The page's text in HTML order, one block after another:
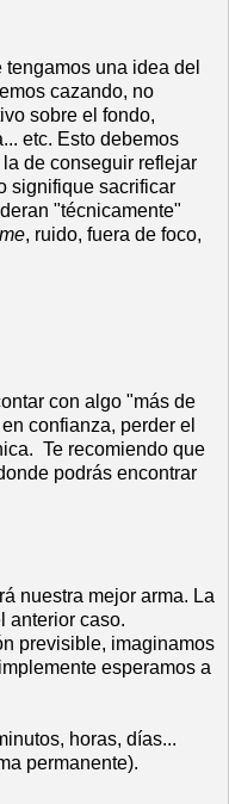
una idea del
cazando, no
sobre el fondo,
etc. Esto debemos
de conseguir reflejar
signifique sacrificar
"técnicamente"
, ruido, fuera de foco,
con algo "más de
confianza, perder el
Te recomiendo que
podrás encontrar
nuestra mejor arma. La
anterior caso.
previsible, imaginamos
esperamos a
horas, días...
permanente).